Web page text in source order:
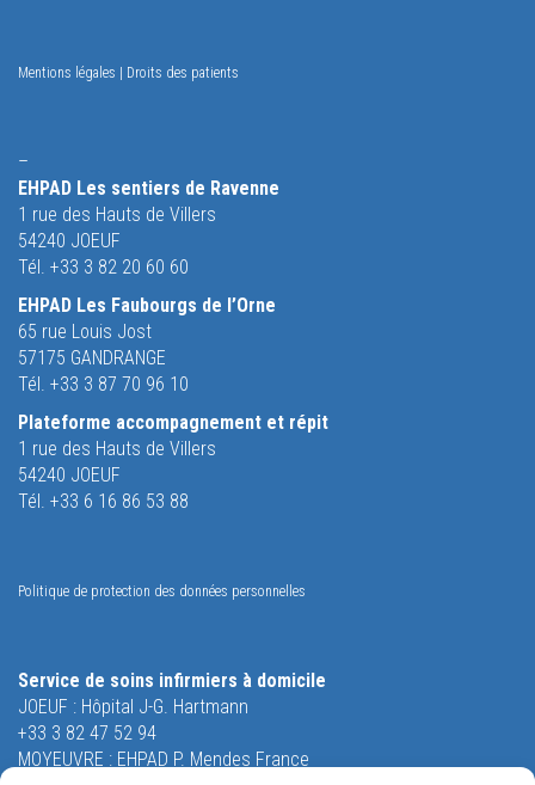
Mentions légales Droits des patients
–
EHPAD Les sentiers de Ravenne
1 rue des Hauts de Villers
54240 JOEUF
Tél. +33 3 82 20 60 60
EHPAD Les Faubourgs de l’Orne
65 rue Louis Jost
57175 GANDRANGE
Tél. +33 3 87 70 96 10
Plateforme accompagnement et répit
1 rue des Hauts de Villers
54240 JOEUF
Tél. +33 6 16 86 53 88
Politique de protection des données personnelles
Service de soins infirmiers à domicile
JOEUF : Hôpital J-G. Hartmann
+33 3 82 47 52 94
MOYEUVRE : EHPAD P. Mendes France